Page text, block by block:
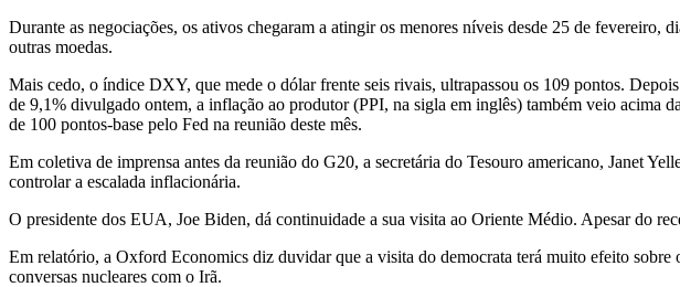
Durante as negociações, os ativos chegaram a atingir os menores níveis desde 25 de fevereiro,
outras moedas.
Mais cedo, o índice DXY, que mede o dólar frente seis rivais, ultrapassou os 109 pontos.
de 9,1% divulgado ontem, a inflação ao produtor (PPI, na sigla em inglês) também veio acima
de 100 pontos-base pelo Fed na reunião deste mês.
Em coletiva de imprensa antes da reunião do G20, a secretária do Tesouro americano, Janet
controlar a escalada inflacionária.
O presidente dos EUA, Joe Biden, dá continuidade a sua visita ao Oriente Médio. Apesar do
Em relatório, a Oxford Economics diz duvidar que a visita do democrata terá muito efeito
conversas nucleares com o Irã.